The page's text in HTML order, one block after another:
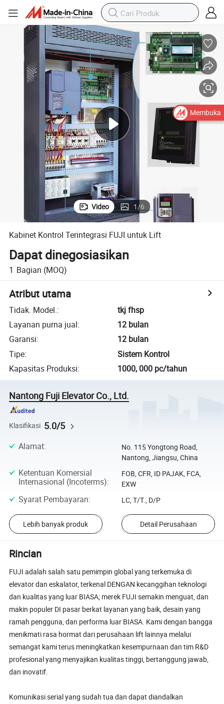
Video 1/6
Kabinet Kontrol Terintegrasi FUJI untuk Lift
Dapat dinegosiasikan
1 Bagian (MOQ)
Atribut utama
Tidak. Model.:
tkj fhsp
Layanan purna jual:
12 bulan
Garansi:
12 bulan
Tipe:
Sistem Kontrol
Kapasitas Produksi: 1000, 000 pc/tahun
Nantong Fuji Elevator Co., Ltd.
Klasifikasi 5.0/5
Alamat:
No. 115 Yongtong Road,
Nantong, Jiangsu, China
Ketentuan Komersial
Internasional (Incoterms):
FOB, CFR, ID PAJAK, FCA,
EXW
Syarat Pembayaran: LC, T/T., D/P
Lebih banyak produk Detail Perusahaan
Rincian
FUJI adalah salah satu pemimpin global yang terkemuka di
elevator dan eskalator, terkenal DENGAN kecanggihan teknologi
dan kualitas yang luar BIASA; merek FUJI semakin menguat, dan
makin populer DI pasar berkat layanan yang baik, desain yang
ramah pengguna, dan performa luar BIASA. Kami dengan bangga
menikmati rasa hormat dari perusahaan lift lainnya melalui
semangat kami terus meningkatkan kesempurnaan dan tim R&D
profesional yang menyajikan kualitas tinggi, bertanggung jawab,
dan inovatif.
Komunikasi serial yang sudah tua dan dapat diandalkan
Membuka